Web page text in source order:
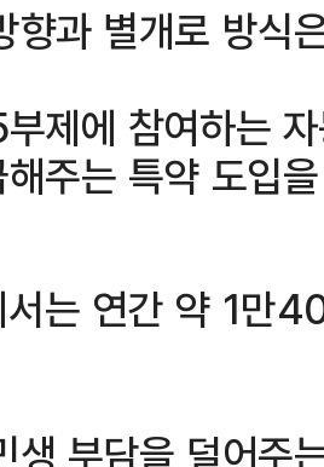
향과 별개로 방식
제에 참여하는
주는 특약 도입
서는 연간 약 1만
생 부담을 덜어주